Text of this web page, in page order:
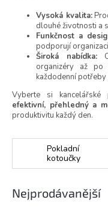
Vysoká kvalita:
dlouhé životnosti a
Funkčnost a
podporují
Široká nabídka:
organizéry až po
každodenní potřeby
Vyberte si
efektivní, přehledný a
produktivitu každý den.
Pokladní
kotoučky
Nejprodávanější